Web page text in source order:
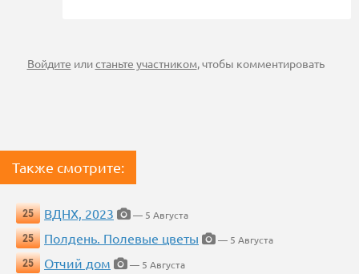
Войдите илистаньте участником, чтобы комментировать
Также смотрите:
25 ВДНХ, 2023
— 5 Августа
25
Полдень. Полевые цветы
— 5 Августа
25
Отчий дом
— 5 Августа